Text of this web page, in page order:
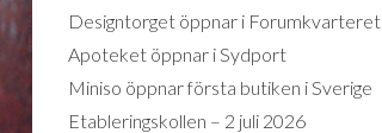
Designtorget öppnar i Forumkvarteret
Apoteket öppnar i Sydport
Miniso öppnar första butiken i Sverige
Etableringskollen – 2 juli 2026